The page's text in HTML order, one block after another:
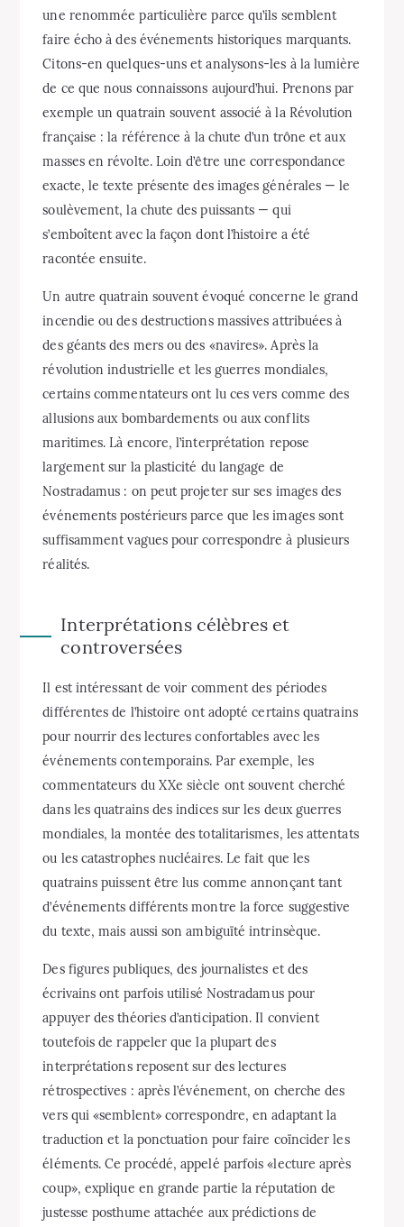
une renommée particulière parce qu’ils semblent
faire écho à des événements historiques marquants.
Citons-en quelques-uns et analysons-les à la lumière
de ce que nous connaissons aujourd’hui. Prenons par
exemple un quatrain souvent associé à la Révolution
française : la référence à la chute d’un trône et aux
masses en révolte. Loin d’être une correspondance
exacte, le texte présente des images générales — le
soulèvement, la chute des puissants — qui
s’emboîtent avec la façon dont l’histoire a été
racontée ensuite.
Un autre quatrain souvent évoqué concerne le grand
incendie ou des destructions massives attribuées à
des géants des mers ou des «navires». Après la
révolution industrielle et les guerres mondiales,
certains commentateurs ont lu ces vers comme des
allusions aux bombardements ou aux conflits
maritimes. Là encore, l’interprétation repose
largement sur la plasticité du langage de
Nostradamus : on peut projeter sur ses images des
événements postérieurs parce que les images sont
suffisamment vagues pour correspondre à plusieurs
réalités.
Interprétations célèbres et
controversées
Il est intéressant de voir comment des périodes
différentes de l’histoire ont adopté certains quatrains
pour nourrir des lectures confortables avec les
événements contemporains. Par exemple, les
commentateurs du XXe siècle ont souvent cherché
dans les quatrains des indices sur les deux guerres
mondiales, la montée des totalitarismes, les attentats
ou les catastrophes nucléaires. Le fait que les
quatrains puissent être lus comme annonçant tant
d’événements différents montre la force suggestive
du texte, mais aussi son ambiguïté intrinsèque.
Des figures publiques, des journalistes et des
écrivains ont parfois utilisé Nostradamus pour
appuyer des théories d’anticipation. Il convient
toutefois de rappeler que la plupart des
interprétations reposent sur des lectures
rétrospectives : après l’événement, on cherche des
vers qui «semblent» correspondre, en adaptant la
traduction et la ponctuation pour faire coïncider les
éléments. Ce procédé, appelé parfois «lecture après
coup», explique en grande partie la réputation de
justesse posthume attachée aux prédictions de